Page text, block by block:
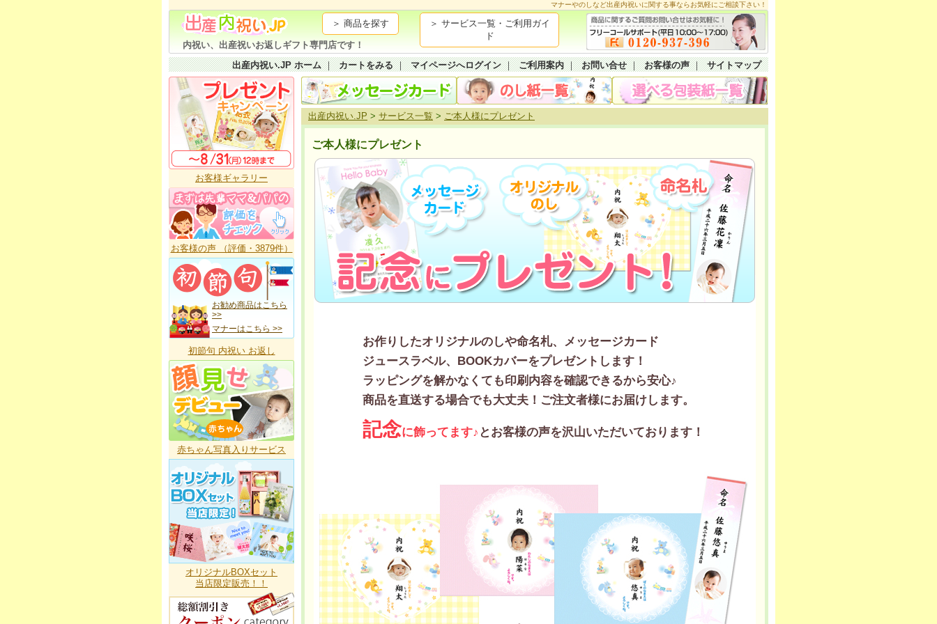
マナーやのしなど出産内祝いに関する事ならお気軽にご相談下さい！
＞ 商品を探す
＞ サービス一覧・ご利用ガイ
ド
内祝い、出産祝いお返しギフト専門店です！
出産内祝い.JP ホーム｜ カートをみる｜ マイページへログイン｜ ご利用案内｜ お問い合せ｜ お客様の声｜ サイトマップ
お客様ギャラリー
お客様の声 （評価・3879件）
お勧め商品はこちら
>>
マナーはこちら >>
初節句 内祝い お返し
赤ちゃん写真入りサービス
オリジナルBOXセット
当店限定販売！！
出産内祝い.JP > サービス一覧 > ご本人様にプレゼント
ご本人様にプレゼント
お作りしたオリジナルのしや命名札、メッセージカード
ジュースラベル、BOOKカバーをプレゼントします！
ラッピングを解かなくても印刷内容を確認できるから安心♪
商品を直送する場合でも大丈夫！ご注文者様にお届けします。
記念に飾ってます♪ とお客様の声を沢山いただいております！